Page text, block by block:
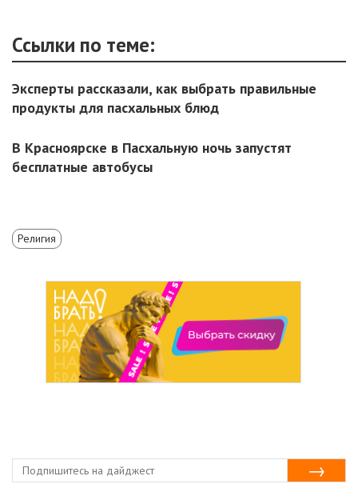
Ссылки по теме:
Эксперты рассказали, как выбрать правильные
продукты для пасхальных блюд
В Красноярске в Пасхальную ночь запустят
бесплатные автобусы
Религия